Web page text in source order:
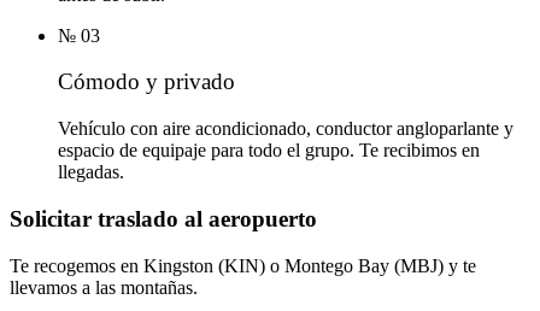
№ 03
Cómodo y privado
Vehículo con aire acondicionado, conductor angloparlante y
espacio de equipaje para todo el grupo. Te recibimos en
llegadas.
Solicitar traslado al aeropuerto
Te recogemos en Kingston (KIN) o Montego Bay (MBJ) y te
llevamos a las montañas.